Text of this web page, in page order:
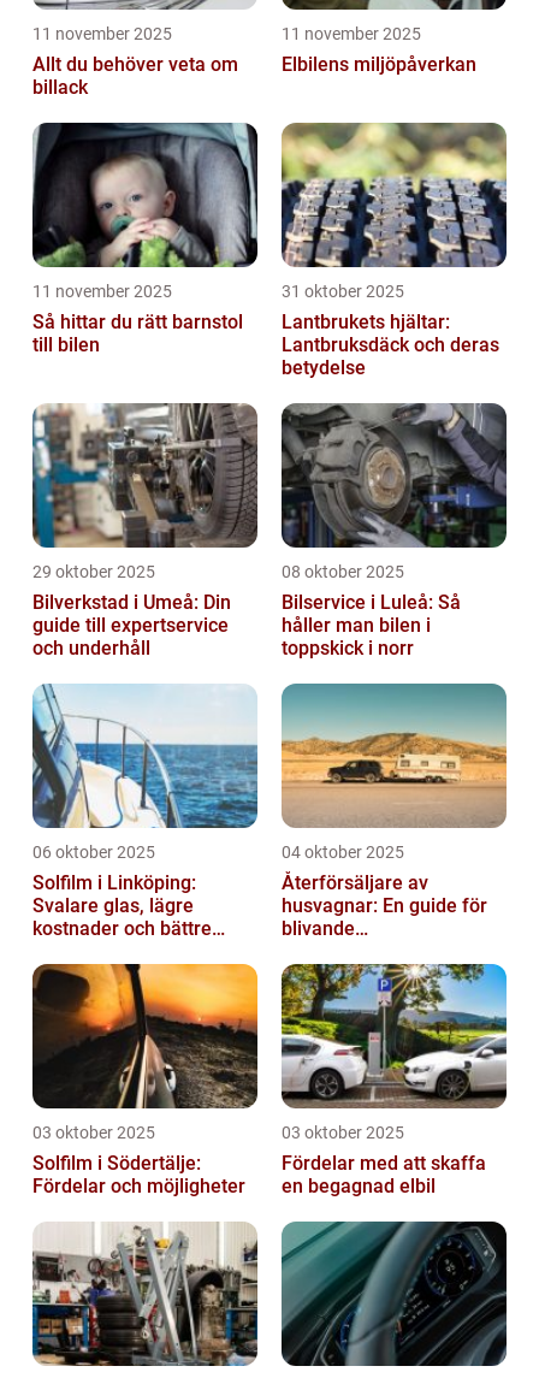
11 november 2025
Allt du behöver veta om
billack
11 november 2025
Elbilens miljöpåverkan
11 november 2025
Så hittar du rätt barnstol
till bilen
31 oktober 2025
Lantbrukets hjältar:
Lantbruksdäck och deras
betydelse
29 oktober 2025
Bilverkstad i Umeå: Din
guide till expertservice
och underhåll
08 oktober 2025
Bilservice i Luleå: Så
håller man bilen i
toppskick i norr
06 oktober 2025
Solfilm i Linköping:
Svalare glas, lägre
kostnader och bättre
04 oktober 2025
Återförsäljare av
husvagnar: En guide för
blivande
03 oktober 2025
Solfilm i Södertälje:
Fördelar och möjligheter
03 oktober 2025
Fördelar med att skaffa
en begagnad elbil